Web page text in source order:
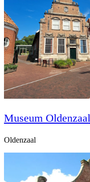
Museum Oldenzaal
Oldenzaal